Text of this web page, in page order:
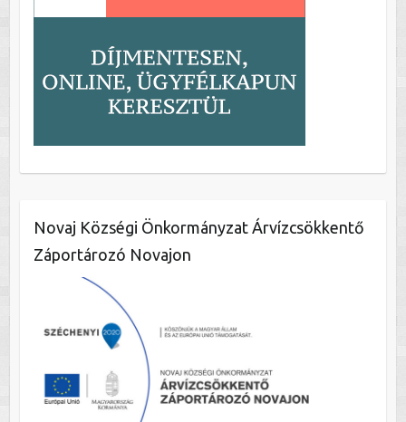
Novaj Községi Önkormányzat Árvízcsökkentő
Záportározó Novajon